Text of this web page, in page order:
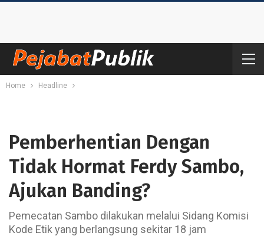
Home Headline
Pemberhentian Dengan
Tidak Hormat Ferdy Sambo,
Ajukan Banding?
Pemecatan Sambo dilakukan melalui Sidang Komisi
Kode Etik yang berlangsung sekitar 18 jam